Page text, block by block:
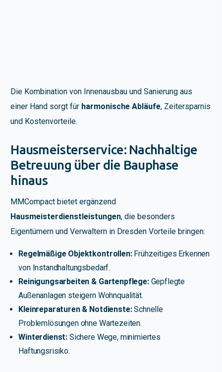
Die Kombination von Innenausbau und Sanierung aus
einer Hand sorgt für harmonische Abläufe, Zeitersparnis
und Kostenvorteile.
Hausmeisterservice: Nachhaltige
Betreuung über die Bauphase
hinaus
MMCompact bietet ergänzend
Hausmeisterdienstleistungen, die besonders
Eigentümern und Verwaltern in Dresden Vorteile bringen:
Regelmäßige Objektkontrollen:Frühzeitiges Erkennen
von Instandhaltungsbedarf.
Reinigungsarbeiten & Gartenpflege:Gepflegte
Außenanlagen steigern Wohnqualität.
Kleinreparaturen & Notdienste:Schnelle
Problemlösungen ohne Wartezeiten.
Winterdienst: Sichere Wege, minimiertes
Haftungsrisiko.